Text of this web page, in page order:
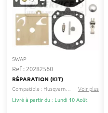
SWAP
Ref : 20282560
RÉPARATION (KIT)
Compatible :
Husqvarna Dolmar ...
Voir plus
Livré à partir du : Lundi 10 Août